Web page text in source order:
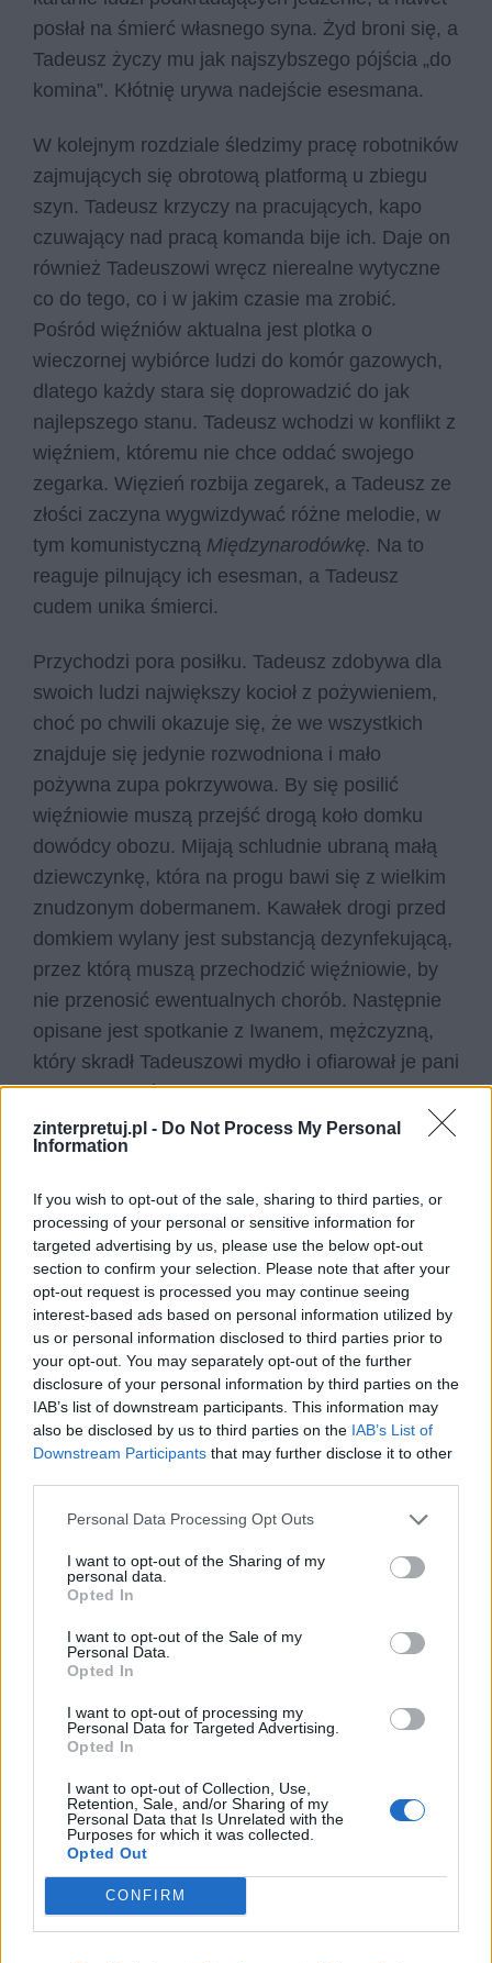
zinterpretuj.pl - Do Not Process My Personal
Information
If you wish to opt-out of the sale, sharing to third parties, or
processing of your personal or sensitive information for
targeted advertising by us, please use the below opt-out
section to confirm your selection. Please note that after your
opt-out request is processed you may continue seeing
interest-based ads based on personal information utilized by
us or personal information disclosed to third parties prior to
your opt-out. You may separately opt-out of the further
disclosure of your personal information by third parties on the
IAB’s list of downstream participants. This information may
also be disclosed by us to third parties on the IAB’s List of
Downstream Participants that may further disclose it to other
Personal Data Processing Opt Outs
I want to opt-out of the Sharing of my
personal data.
Opted In
I want to opt-out of the Sale of my
Personal Data.
Opted In
I want to opt-out of processing my
Personal Data for Targeted Advertising.
Opted In
I want to opt-out of Collection, Use,
Retention, Sale, and/or Sharing of my
Personal Data that Is Unrelated with the
Purposes for which it was collected.
Opted Out
CONFIRM
posłał na śmierć własnego syna. Żyd broni się, a
Tadeusz życzy mu jak najszybszego pójścia „do
komina”. Kłótnię urywa nadejście esesmana.
W kolejnym rozdziale śledzimy pracę robotników
zajmujących się obrotową platformą u zbiegu
szyn. Tadeusz krzyczy na pracujących, kapo
czuwający nad pracą komanda bije ich. Daje on
również Tadeuszowi wręcz nierealne wytyczne
co do tego, co i w jakim czasie ma zrobić.
Pośród więźniów aktualna jest plotka o
wieczornej wybiórce ludzi do komór gazowych,
dlatego każdy stara się doprowadzić do jak
najlepszego stanu. Tadeusz wchodzi w konflikt z
więźniem, któremu nie chce oddać swojego
zegarka. Więzień rozbija zegarek, a Tadeusz ze
złości zaczyna wygwizdywać różne melodie, w
tym komunistyczną Międzynarodówkę. Na to
reaguje pilnujący ich esesman, a Tadeusz
cudem unika śmierci.
Przychodzi pora posiłku. Tadeusz zdobywa dla
swoich ludzi największy kocioł z pożywieniem,
choć po chwili okazuje się, że we wszystkich
znajduje się jedynie rozwodniona i mało
pożywna zupa pokrzywowa. By się posilić
więźniowie muszą przejść drogą koło domku
dowódcy obozu. Mijają schludnie ubraną małą
dziewczynkę, która na progu bawi się z wielkim
znudzonym dobermanem. Kawałek drogi przed
domkiem wylany jest substancją dezynfekującą,
przez którą muszą przechodzić więźniowie, by
nie przenosić ewentualnych chorób. Następnie
opisane jest spotkanie z Iwanem, mężczyzną,
który skradł Tadeuszowi mydło i ofiarował je pani
Haneczce, która z kolei przez Tadeusza wysłała
mu słoninę. Tadeusz stwierdza ironicznie, że za
tak dobre mydło, Iwanowi należy się
Tadeusz pracuje przy odmulaniu rowów. Dłuższą
się do obozu. Opisuje swojego młodszego
kolegę Janka, który „nic nie rozumiał z obozu”.
Janek odezwał się do esesmana nie pytany i
bez zdjęcia czapki, za co został ukarany